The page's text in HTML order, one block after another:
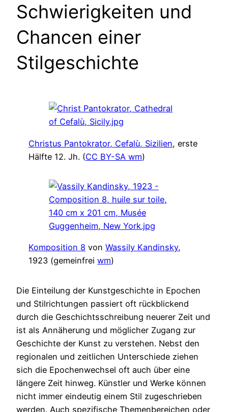
Schwierigkeiten und
Chancen einer
Stilgeschichte
Christus Pantokrator, Cefalù, Sizilien, erste
Hälfte 12. Jh. (CC BY-SA wm)
Komposition 8 von Wassily Kandinsky,
1923 (gemeinfrei wm)
Die Einteilung der Kunstgeschichte in Epochen
und Stilrichtungen passiert oft rückblickend
durch die Geschichtsschreibung neuerer Zeit und
ist als Annäherung und möglicher Zugang zur
Geschichte der Kunst zu verstehen. Nebst den
regionalen und zeitlichen Unterschiede ziehen
sich die Epochenwechsel oft auch über eine
längere Zeit hinweg. Künstler und Werke können
nicht immer eindeutig einem Stil zugeschrieben
werden. Auch spezifische Themenbereichen oder